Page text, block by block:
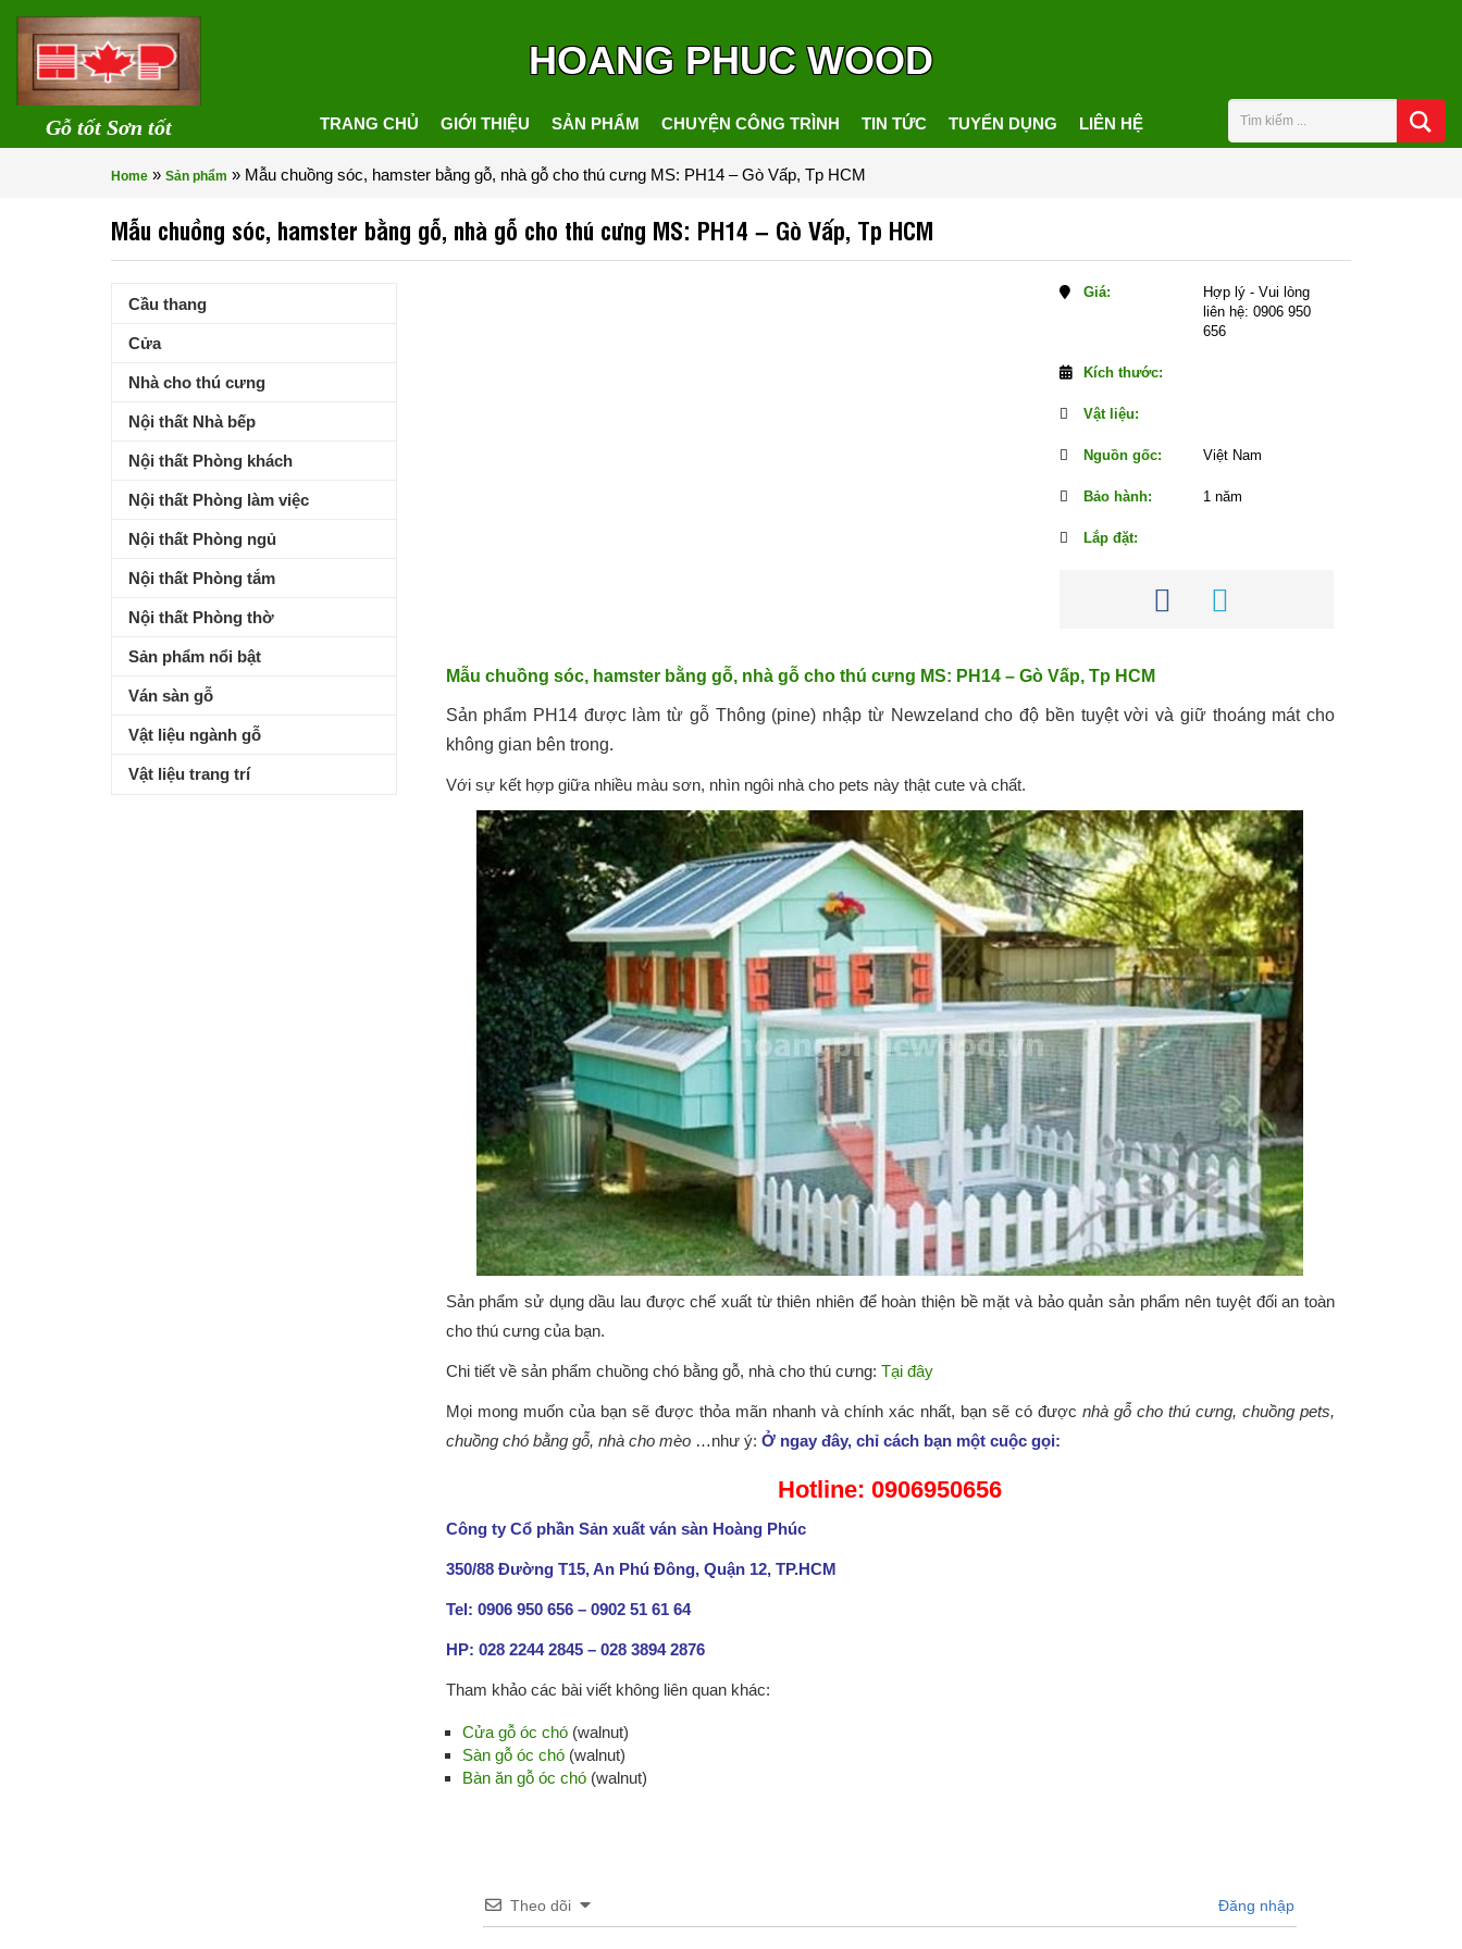
Gỗ tốt Sơn tốt
HOANG PHUC WOOD
TRANG CHỦ GIỚI THIỆU SẢN PHẨM CHUYỆN CÔNG TRÌNH TIN TỨC TUYỂN DỤNG LIÊN HỆ
Home » Sản phẩm » Mẫu chuồng sóc, hamster bằng gỗ, nhà gỗ cho thú cưng MS: PH14 – Gò Vấp, Tp HCM
Mẫu chuồng sóc, hamster bằng gỗ, nhà gỗ cho thú cưng MS: PH14 – Gò Vấp, Tp HCM
Giá:
Hợp lý - Vui lòng
liên hệ: 0906 950
656
Kích thước:
Vật liệu:
Nguồn gốc: Việt Nam
Bảo hành: 1 năm
Lắp đặt:
Mẫu chuồng sóc, hamster bằng gỗ, nhà gỗ cho thú cưng MS: PH14 – Gò Vấp, Tp HCM
Sản phẩm PH14 được làm từ gỗ Thông (pine) nhập từ Newzeland cho độ bền tuyệt vời và giữ thoáng mát cho
không gian bên trong.
Với sự kết hợp giữa nhiều màu sơn, nhìn ngôi nhà cho pets này thật cute và chất.
Sản phẩm sử dụng dầu lau được chế xuất từ thiên nhiên để hoàn thiện bề mặt và bảo quản sản phẩm nên tuyệt đối an toàn
cho thú cưng của bạn.
Chi tiết về sản phẩm chuồng chó bằng gỗ, nhà cho thú cưng: Tại đây
Mọi mong muốn của bạn sẽ được thỏa mãn nhanh và chính xác nhất, bạn sẽ có được nhà gỗ cho thú cưng, chuồng pets,
chuồng chó bằng gỗ, nhà cho mèo …như ý: Ở ngay đây, chỉ cách bạn một cuộc gọi:
Hotline: 0906950656
Công ty Cổ phần Sản xuất ván sàn Hoàng Phúc
350/88 Đường T15, An Phú Đông, Quận 12, TP.HCM
Tel: 0906 950 656 – 0902 51 61 64
HP: 028 2244 2845 – 028 3894 2876
Tham khảo các bài viết không liên quan khác:
Cửa gỗ óc chó(walnut)
Sàn gỗ óc chó(walnut)
Bàn ăn gỗ óc chó(walnut)
Theo dõi Đăng nhập
Cầu thang
Cửa
Nhà cho thú cưng
Nội thất Nhà bếp
Nội thất Phòng khách
Nội thất Phòng làm việc
Nội thất Phòng ngủ
Nội thất Phòng tắm
Nội thất Phòng thờ
Sản phẩm nổi bật
Ván sàn gỗ
Vật liệu ngành gỗ
Vật liệu trang trí